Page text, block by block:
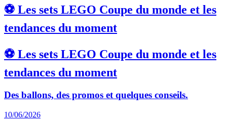
⚽ Les sets LEGO Coupe du monde et les
tendances du moment
⚽ Les sets LEGO Coupe du monde et les
tendances du moment
Des ballons, des promos et quelques conseils.
10/06/2026